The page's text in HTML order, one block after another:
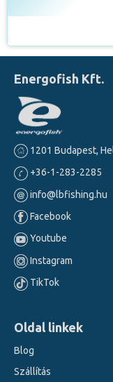
Energofish Kft.
1201 Budapest,
+36-1-283-2285
info@lbfishing.hu
Facebook
Youtube
Instagram
TikTok
Oldal linkek
Blog
Szállítás